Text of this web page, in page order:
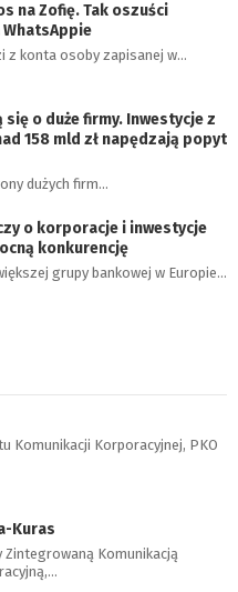
na Zofię. Tak oszuści
z konta osoby zapisanej w…
o duże firmy. Inwestycje z
158 mld zł napędzają popyt
dużych firm…
o korporacje i inwestycje
konkurencję
grupy bankowej w Europie…
Komunikacji Korporacyjnej, PKO
Kuras
Zintegrowaną Komunikacją